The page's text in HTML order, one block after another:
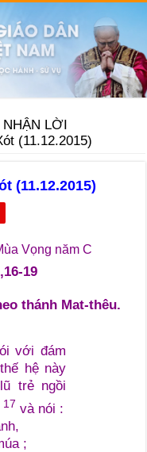
NHẬN LỜI
(11.12.2015)
(11.12.2015)
Vọng năm C
19
thánh Mat-thêu.
với đám
hệ này
trẻ ngồi
17 và nói :
;